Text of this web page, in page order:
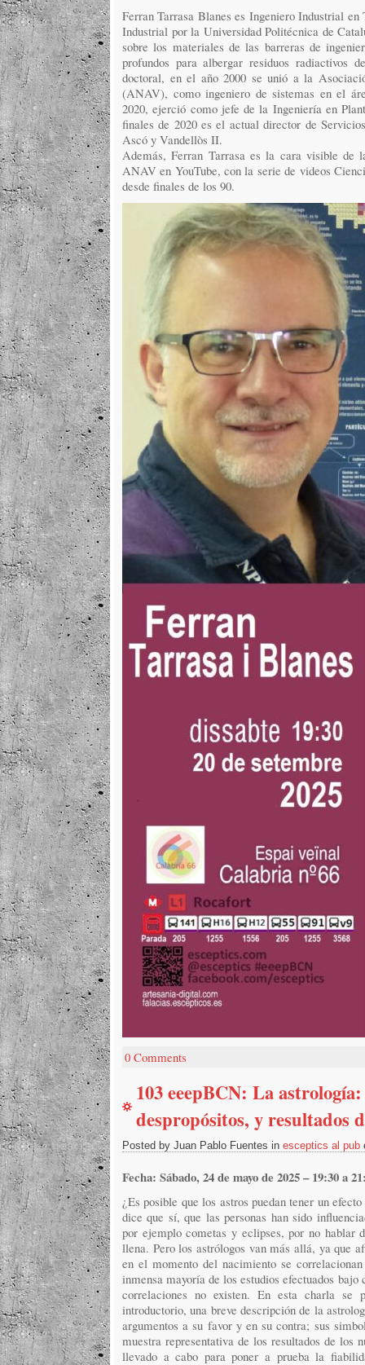
Ferran Tarrasa Blanes es Ingeniero Industrial
Industrial por la Universidad Politécnica de
sobre los materiales de las barreras de
profundos para albergar residuos radiactivos
doctoral, en el año 2000 se unió a la
(ANAV), como ingeniero de sistemas en el
2020, ejerció como jefe de la Ingeniería en
finales de 2020 es el actual director de
Ascó y Vandellòs II.
Además, Ferran Tarrasa es la cara visible de
ANAV en YouTube, con la serie de videos
desde finales de los 90.
0 Comments
103 eeepBCN: La
despropósitos, y resultados
Posted by Juan Pablo Fuentes in esceptics al pub
Fecha: Sábado, 24 de mayo de 2025 – 19:30 a
¿Es posible que los astros puedan tener un
dice que sí, que las personas han sido
por ejemplo cometas y eclipses, por no hablar
llena. Pero los astrólogos van más allá, ya que
en el momento del nacimiento se
inmensa mayoría de los estudios efectuados
correlaciones no existen. En esta charla
introductorio, una breve descripción de la
argumentos a su favor y en su contra; sus
muestra representativa de los resultados de los
llevado a cabo para poner a prueba la